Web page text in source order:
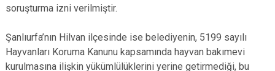
soruşturma izni verilmiştir.
Şanlıurfa’nın Hilvan ilçesinde ise belediyenin, 5199 sayılı
Hayvanları Koruma Kanunu kapsamında hayvan bakımevi
kurulmasına ilişkin yükümlülüklerini yerine getirmediği, bu